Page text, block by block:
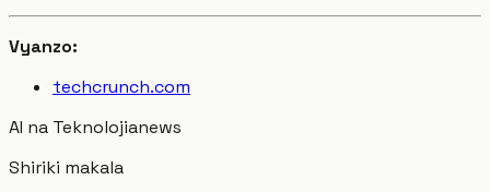
Vyanzo:
techcrunch.com
AI na Teknolojianews
Shiriki makala